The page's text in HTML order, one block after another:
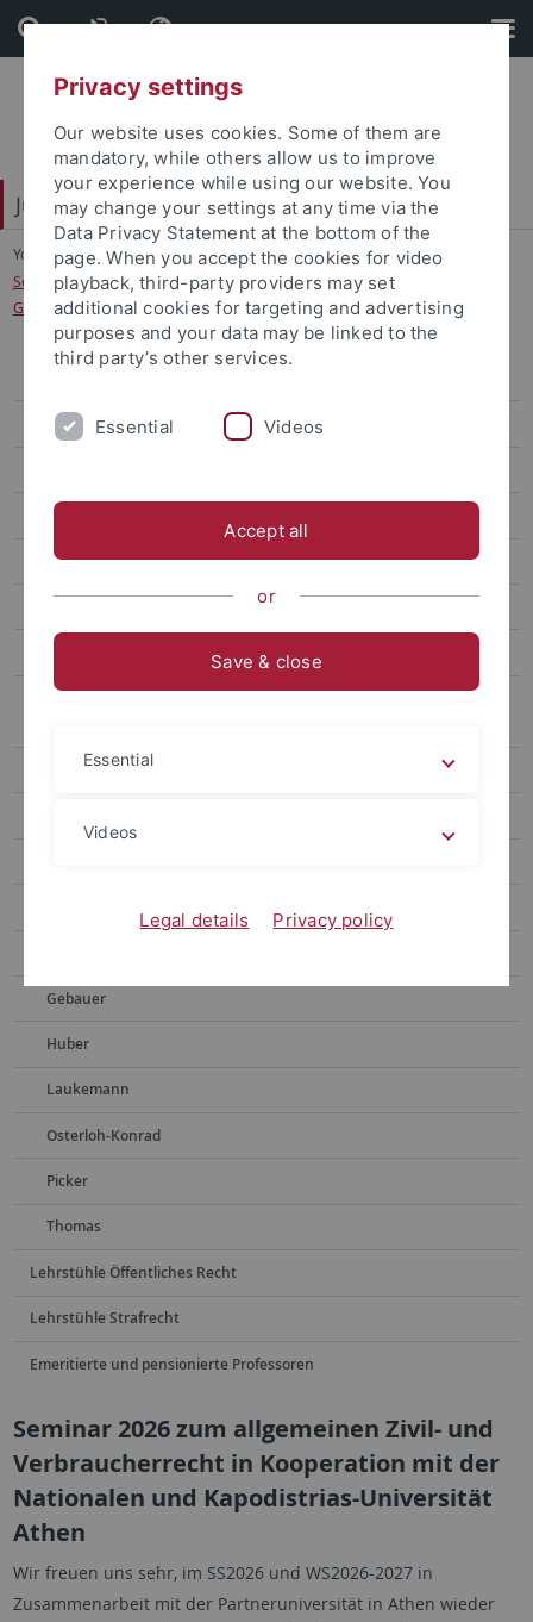
Skip
to
content
Skip
to
footer
Juristische Fakultät
You are here: Startseite
...
Seminar zum allgemeinen Zivil- und Verbraucherrecht in Kooperation mit
Griechenland
Binder
Mitarbeiter und Mitarbeiterinnen
Forschung und Publikationen
Seminar zum allgemeinen Zivil- und Verbraucherrecht in
Tübingen Chapel Hill Law Program
Gebauer
Huber
Laukemann
Osterloh-Konrad
Picker
Thomas
Lehrstühle Öffentliches Recht
Lehrstühle Strafrecht
Emeritierte und pensionierte Professoren
Seminar 2026 zum allgemeinen Zivil- und
Verbraucherrecht in Kooperation mit der
Nationalen und Kapodistrias-Universität
Athen
Wir freuen uns sehr, im SS2026 und WS2026-2027 in
Zusammenarbeit mit der Partneruniversität in Athen wieder
Privacy settings
Our website uses cookies. Some of them are
mandatory, while others allow us to improve
your experience while using our website. You
may change your settings at any time via the
Data Privacy Statement at the bottom of the
page. When you accept the cookies for video
playback, third-party providers may set
additional cookies for targeting and advertising
purposes and your data may be linked to the
third party’s other services.
Essential Videos
Accept all
or
Save & close
Essential
Videos
Legal details Privacy policy